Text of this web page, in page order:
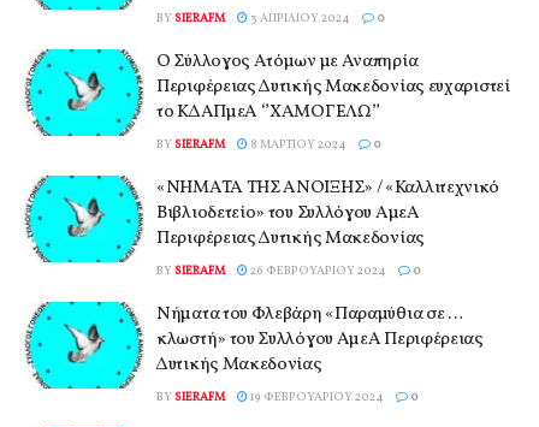
BY SIERAFM 3 ΑΠΡΙΛΊΟΥ 2024 0
Ο Σύλλογος Ατόμων με Αναπηρία
Περιφέρειας Δυτικής Μακεδονίας ευχαριστεί
το ΚΔΑΠμεΑ ‘’ΧΑΜΟΓΕΛΩ’’
BY SIERAFM 8 ΜΑΡΤΊΟΥ 2024 0
«ΝΗΜΑΤΑ ΤΗΣ ΑΝΟΙΞΗΣ» / «Καλλιτεχνικό
Βιβλιοδετείο» του Συλλόγου ΑμεΑ
Περιφέρειας Δυτικής Μακεδονίας
BY SIERAFM 26 ΦΕΒΡΟΥΑΡΊΟΥ 2024 0
Νήματα του Φλεβάρη «Παραμύθια σε …
κλωστή» του Συλλόγου ΑμεΑ Περιφέρειας
Δυτικής Μακεδονίας
BY SIERAFM 19 ΦΕΒΡΟΥΑΡΊΟΥ 2024 0